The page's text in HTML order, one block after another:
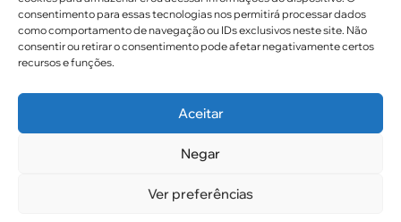
consentimento para essas tecnologias nos permitirá processar dados
como comportamento de navegação ou IDs exclusivos neste site. Não
consentir ou retirar o consentimento pode afetar negativamente certos
recursos e funções.
Aceitar
Negar
Ver preferências
Links úteis
Certidão de Quitação Eleitoral
Parceiros CREF16